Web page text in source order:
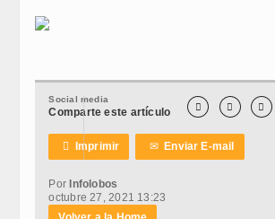
Social media
Comparte este artículo   
 Imprimir ✉Enviar E-mail
Por Infolobos
octubre 27, 2021 13:23